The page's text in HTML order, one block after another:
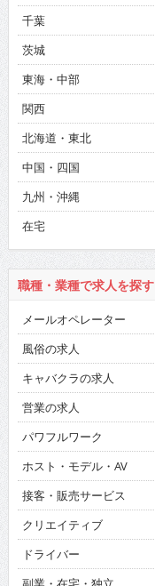
千葉
茨城
東海・中部
関西
北海道・東北
中国・四国
九州・沖縄
在宅
職種・業種で求人を探す
メールオペレーター
風俗の求人
キャバクラの求人
営業の求人
パワフルワーク
ホスト・モデル・AV
接客・販売サービス
クリエイティブ
ドライバー